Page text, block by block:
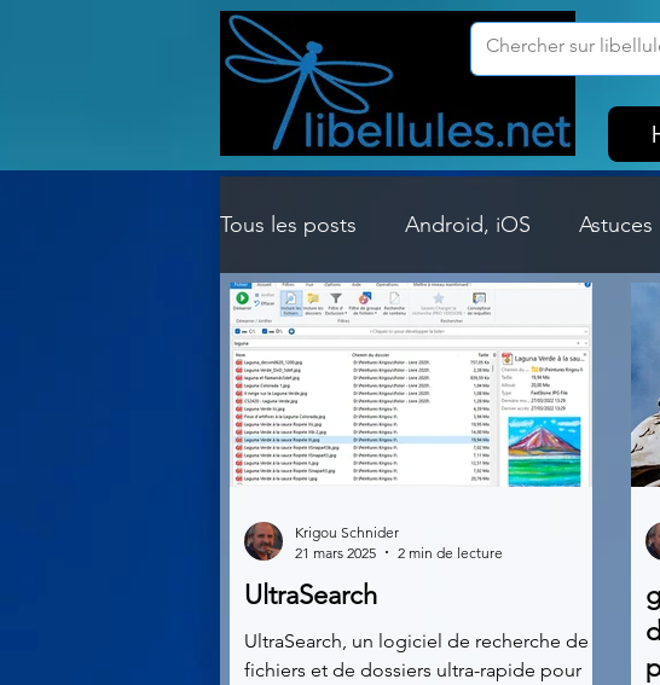
Tous les posts Android, iOS Astuces
Customisation Windows Divers
Gestion Système Graphisme
Multimedia
UltraSearch
UltraSearch, un logiciel de recherche de
fichiers et de dossiers ultra-rapide pour
Krigou Schnider
21 mars 2025
2 min de lecture